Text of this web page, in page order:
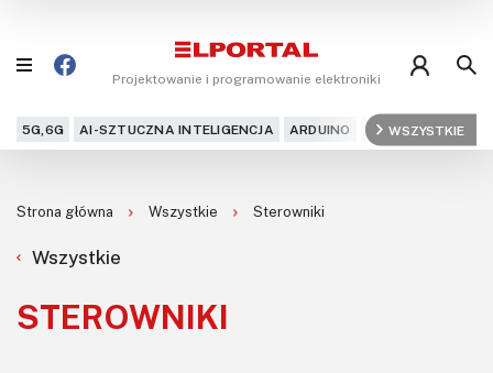
Projektowanie i programowanie elektroniki
5G,6G AI-SZTUCZNA INTELIGENCJA ARDUINO ARM AUDIO
WSZYSTKIE
DIY+
Strona główna Wszystkie Sterowniki
Wszystkie
STEROWNIKI